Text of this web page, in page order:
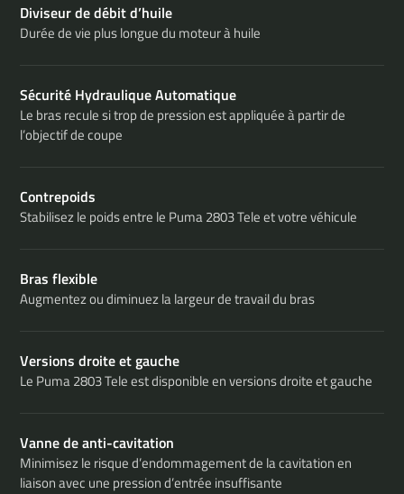
Diviseur de débit d’huile
Durée de vie plus longue du moteur à huile
Sécurité Hydraulique Automatique
Le bras recule si trop de pression est appliquée à partir de
l’objectif de coupe
Contrepoids
Stabilisez le poids entre le Puma 2803 Tele et votre véhicule
Bras flexible
Augmentez ou diminuez la largeur de travail du bras
Versions droite et gauche
Le Puma 2803 Tele est disponible en versions droite et gauche
Vanne de anti-cavitation
Minimisez le risque d’endommagement de la cavitation en
liaison avec une pression d’entrée insuffisante